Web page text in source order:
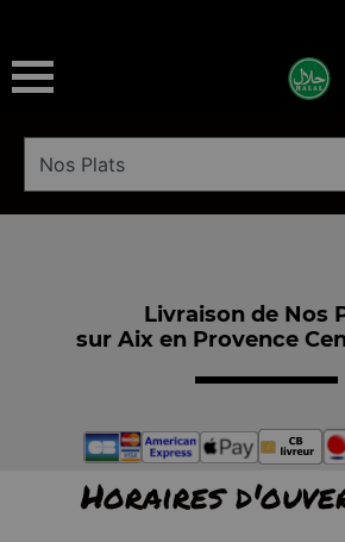
Livraison de Nos
sur Aix en Provence
Horaires